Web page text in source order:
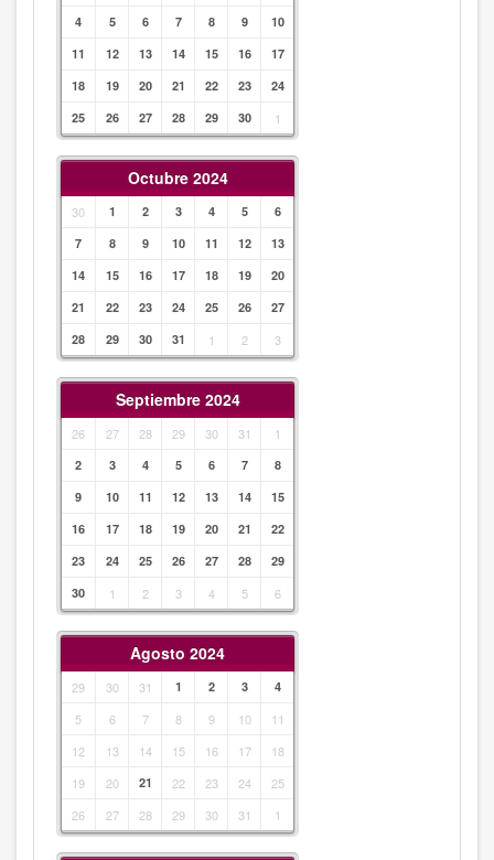
4
5 6 7 8 9
10
11
12 13 14 15 16
17
18
19 20 21 22 23
24
25
26 27 28 29 30 1
Octubre 2024
30 1 2 3 4 5
6
7
8 9 10 11 12
13
14
15 16 17 18 19
20
21
22 23 24 25 26
27
28
29 30 31 1 2 3
Septiembre 2024
26 27 28 29 30 31 1
2 3 4 5 6 7
8
9
10 11 12 13 14
15
16
17 18 19 20 21
22
23
24 25 26 27 28
29
30
1 2 3 4 5 6
Agosto 2024
29 30 31 1 2 3 4
5 6 7 8 9 10
11
12
13 14 15 16 17
18
19
20 21 22 23 24
25
26
27 28 29 30 31 1